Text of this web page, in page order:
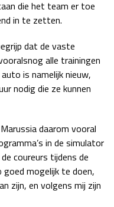
zo 05:00 - 07:00
27 - 29 nov
za 19:00 - 20:00
zo 17:00 - 19:00
zo 14:00 - 16:00
die het team er toe
in te zetten.
dat de vaste
alle trainingen
is namelijk nieuw,
nodig die ze kunnen
daarom vooral
in de simulator
coureurs tijdens de
goed mogelijk te doen,
zijn, en volgens mij zijn